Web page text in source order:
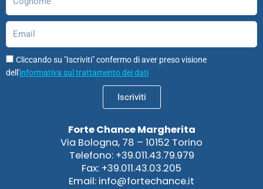
Cliccando su "Iscriviti" confermo di aver preso visione
dell'informativa sul trattamento dei dati
Iscriviti
Forte Chance Margherita
Via Bologna, 78 – 10152 Torino
Telefono: +39.011.43.79.979
Fax: +39.011.43.03.205
Email: info@fortechance.it